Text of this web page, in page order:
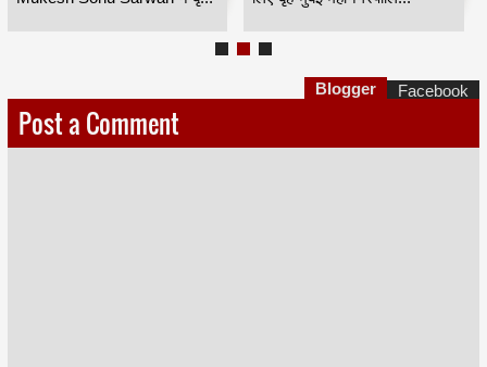
Post a Comment
Blogger Facebook